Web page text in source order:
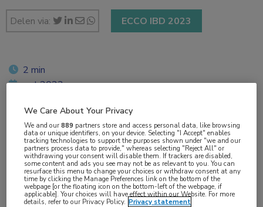
Delen via: ECCO IBD 2023
2 min
mrt 2023
Vakgebieden:
Gastro-enterologie,Heelkunde
Aandachtsgebieden:
Chirurgie,IBD
We Care About Your Privacy
We and our889 partners store and access personal data, like browsing
data or unique identifiers, on your device. Selecting "I Accept" enables
tracking technologies to support the purposes shown under "we and our
partners process data to provide," whereas selecting "Reject All" or
withdrawing your consent will disable them. If trackers are disabled,
some content and ads you see may not be as relevant to you. You can
resurface this menu to change your choices or withdraw consent at any
time by clicking the Manage Preferences link on the bottom of the
webpage [or the floating icon on the bottom-left of the webpage, if
applicable]. Your choices will have effect within our Website. For more
details, refer to our Privacy Policy. Privacy statement